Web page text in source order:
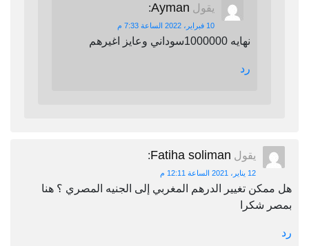
يقول Ayman
:
10 فبراير، 2022 الساعة 7:33 م
نهايه 1000000سوداني وعايز اغيرهم
رد
يقول Fatiha soliman
:
12 يناير، 2021 الساعة 12:11 م
هل ممكن تغيير الدرهم المغربي إلى الجنيه المصري ؟ هنا
بمصر شكرا
رد